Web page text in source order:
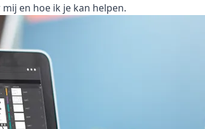
en hoe ik je kan helpen.